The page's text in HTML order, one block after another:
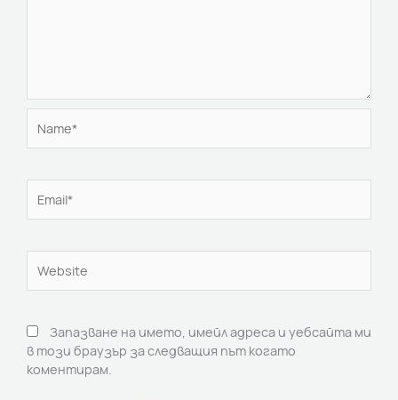
Запазване на името, имейл адреса и уебсайта ми
в този браузър за следващия път когато
коментирам.